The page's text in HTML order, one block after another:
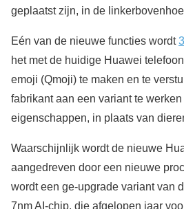
geplaatst zijn, in de
Eén van de nieuwe functies wordt
het met de huidige Huawei
emoji (Qmoji) te maken en te
fabrikant aan een variant te
eigenschappen, in plaats van
Waarschijnlijk wordt de nieuwe
aangedreven door een nieuwe
wordt een ge-upgrade variant van
7nm AI-chip, die afgelopen jaar